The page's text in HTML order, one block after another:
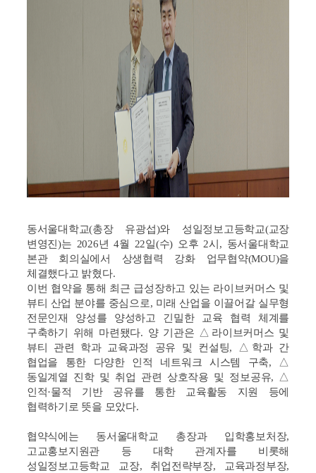
동서울대학교(총장 유광섭)와 성일정보고등학교(교장
변영진)는 2026년 4월 22일(수) 오후 2시, 동서울대학교
본관 회의실에서 상생협력 강화 업무협약(MOU)을
체결했다고 밝혔다.
이번 협약을 통해 최근 급성장하고 있는 라이브커머스 및
뷰티 산업 분야를 중심으로, 미래 산업을 이끌어갈 실무형
전문인재 양성를 양성하고 긴밀한 교육 협력 체계를
구축하기 위해 마련됐다. 양 기관은 △라이브커머스 및
뷰티 관련 학과 교육과정 공유 및 컨설팅, △학과 간
협업을 통한 다양한 인적 네트워크 시스템 구축, △
동일계열 진학 및 취업 관련 상호작용 및 정보공유, △
인적·물적 기반 공유를 통한 교육활동 지원 등에
협력하기로 뜻을 모았다.
협약식에는 동서울대학교 총장과 입학홍보처장,
고교홍보지원관 등 대학 관계자를 비롯해
성일정보고등학교 교장, 취업전략부장, 교육과정부장,